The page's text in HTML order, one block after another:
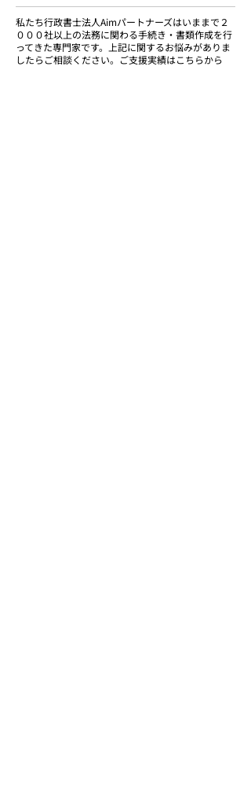
私たち行政書士法人Aimパートナーズはいままで２
０００社以上の法務に関わる手続き・書類作成を行
ってきた専門家です。上記に関するお悩みがありま
したらご相談ください。ご支援実績はこちらから